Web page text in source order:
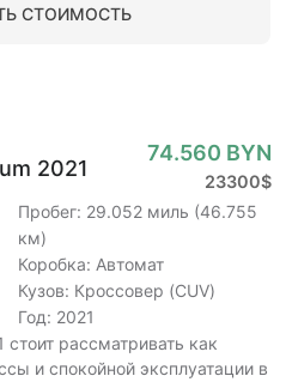
СТОИМОСТЬ
2021
74.560 BYN
23300$
Пробег: 29.052 миль (46.755
км)
Коробка: Автомат
Кузов: Кроссовер (CUV)
Год: 2021
стоит рассматривать как
и спокойной эксплуатации в